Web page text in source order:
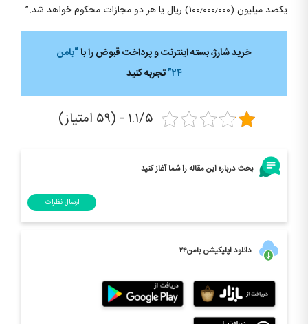
یكصد میلیون (۱۰۰٫۰۰۰٫۰۰۰) ریال یا هر دو مجازات محكوم خواهد شد.”
خرید شارژ، بسته اینترنت و پرداخت قبوض را با“بامن
۲۴” تجربه کنید
۱.۱/۵ - (۵۹ امتیاز)
بحث درباره این مقاله را شما آغاز کنید
ارسال نظرات
دانلود اپلیکیشن بامن۲۴